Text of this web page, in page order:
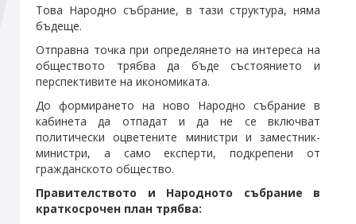
Това Народно събрание, в тази структура, няма
бъдеще.
Отправна точка при определянето на интереса на
обществото трябва да бъде състоянието и
перспективите на икономиката.
До формирането на ново Народно събрание в
кабинета да отпадат и да не се включват
политически оцветените министри и заместник-
министри, а само експерти, подкрепени от
гражданското общество.
Правителството и Народното събрание в
краткосрочен план трябва: